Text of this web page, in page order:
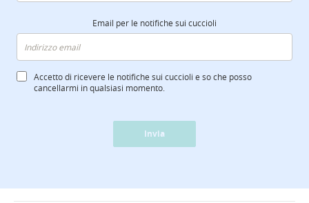
Email per le notifiche sui cuccioli
Accetto di ricevere le notifiche sui cuccioli e so che posso
cancellarmi in qualsiasi momento.
Invia